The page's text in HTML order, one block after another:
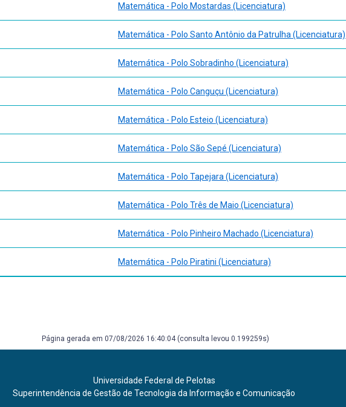
Matemática - Polo Mostardas (Licenciatura)
Matemática - Polo Santo Antônio da Patrulha (Licenciatura)
Matemática - Polo Sobradinho (Licenciatura)
Matemática - Polo Canguçu (Licenciatura)
Matemática - Polo Esteio (Licenciatura)
Matemática - Polo São Sepé (Licenciatura)
Matemática - Polo Tapejara (Licenciatura)
Matemática - Polo Três de Maio (Licenciatura)
Matemática - Polo Pinheiro Machado (Licenciatura)
Matemática - Polo Piratini (Licenciatura)
Página gerada em 07/08/2026 16:40:04 (consulta levou 0.199259s)
Universidade Federal de Pelotas
Superintendência de Gestão de Tecnologia da Informação e Comunicação